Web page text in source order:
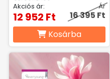
Akciós ár:
12 952 Ft
Ár
16 395 Ft
Kosárba